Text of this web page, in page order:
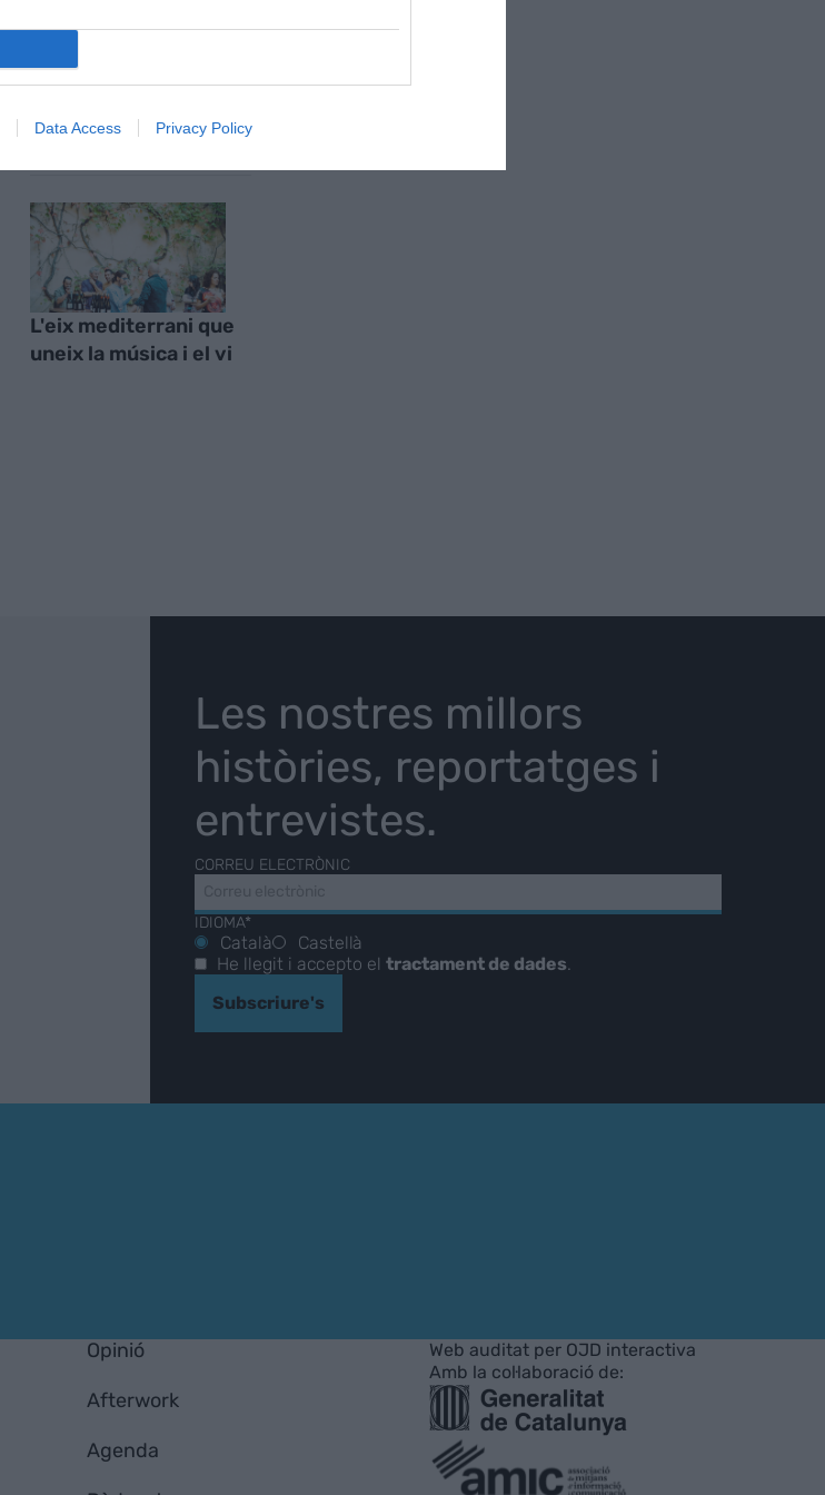
Data Access Privacy Policy
L'eix mediterrani que
uneix la música i el vi
Les nostres millors
històries, reportatges i
entrevistes.
CORREU ELECTRÒNIC
IDIOMA*
Català
Castellà
He llegit i accepto el tractament de dades.
Subscriure's
Opinió
Afterwork
Agenda
Web auditat per OJD interactiva
Amb la col·laboració de: